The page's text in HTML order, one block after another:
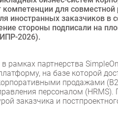
компетенции для
иностранных заказчиков в
стороны подписали на
2026).
рамках партнерства
на базе которой
продажами
персоналом (HRMS).
заказчика и